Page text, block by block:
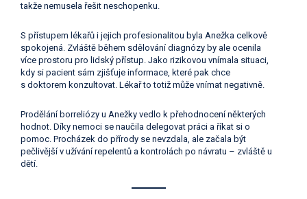
takže nemusela řešit neschopenku.
S přístupem lékařů i jejich profesionalitou byla Anežka celkově
spokojená. Zvláště během sdělování diagnózy by ale ocenila
více prostoru pro lidský přístup. Jako rizikovou vnímala situaci,
kdy si pacient sám zjišťuje informace, které pak chce
s doktorem konzultovat. Lékař to totiž může vnímat negativně.
Prodělání borreliózy u Anežky vedlo k přehodnocení některých
hodnot. Díky nemoci se naučila delegovat práci a říkat si o
pomoc. Procházek do přírody se nevzdala, ale začala být
pečlivější v užívání repelentů a kontrolách po návratu – zvláště u
dětí.